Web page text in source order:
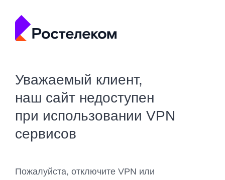
Уважаемый клиент,
наш сайт недоступен
при использовании VPN
сервисов
Пожалуйста, отключите VPN или